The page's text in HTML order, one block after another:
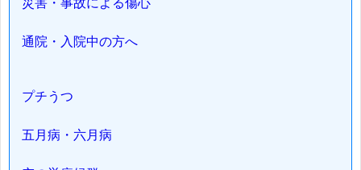
災害・事故による傷心
通院・入院中の方へ
プチうつ
五月病・六月病